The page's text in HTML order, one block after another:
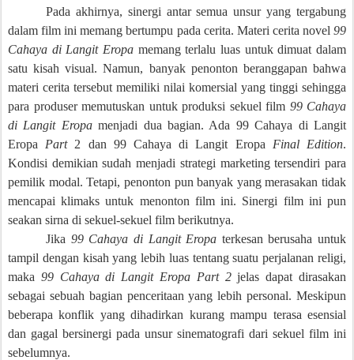
Pada akhirnya, sinergi antar semua unsur yang tergabung
dalam film ini memang bertumpu pada cerita. Materi cerita novel 99
Cahaya di Langit Eropa memang terlalu luas untuk dimuat dalam
satu kisah visual. Namun, banyak penonton beranggapan bahwa
materi cerita tersebut memiliki nilai komersial yang tinggi sehingga
para produser memutuskan untuk produksi sekuel film 99 Cahaya
di Langit Eropamenjadi dua bagian. Ada 99 Cahaya di Langit
Eropa Part2 dan 99 Cahaya di Langit Eropa Final Edition.
Kondisi demikian sudah menjadi strategi marketing tersendiri para
pemilik modal. Tetapi, penonton pun banyak yang merasakan tidak
mencapai klimaks untuk menonton film ini. Sinergi film ini pun
seakan sirna di sekuel-sekuel film berikutnya.
Jika 99 Cahaya di Langit Eropa terkesan berusaha untuk
tampil dengan kisah yang lebih luas tentang suatu perjalanan religi,
maka 99 Cahaya di Langit Eropa Part 2jelas dapat dirasakan
sebagai sebuah bagian penceritaan yang lebih personal. Meskipun
beberapa konflik yang dihadirkan kurang mampu terasa esensial
dan gagal bersinergi pada unsur sinematografi dari sekuel film ini
sebelumnya.